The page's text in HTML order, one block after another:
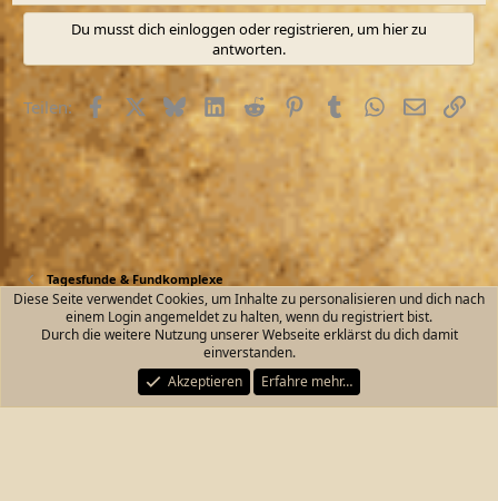
Du musst dich einloggen oder registrieren, um hier zu
antworten.
Teilen: FacebookX (Twitter)
BlueskyLinkedIn
Reddit PinterestTumblrWhatsApp
E-MailLink
Tagesfunde & Fundkomplexe
Kontakt Nutzungsbedingungen
Datenschutz
Start
R
S
Community platform by XenForo® © 2010-2026 XenForo Ltd.
Diese Seite verwendet Cookies, um Inhalte zu personalisieren und dich nach
einem Login angemeldet zu halten, wenn du registriert bist.
Durch die weitere Nutzung unserer Webseite erklärst du dich damit
einverstanden.
Akzeptieren
Erfahre mehr…